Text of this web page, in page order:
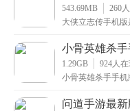
543.69MB 260
大侠立志传手机
底层
小骨英雄杀手
1.29GB 924人
小骨英雄杀手手机
为题
问道手游最新